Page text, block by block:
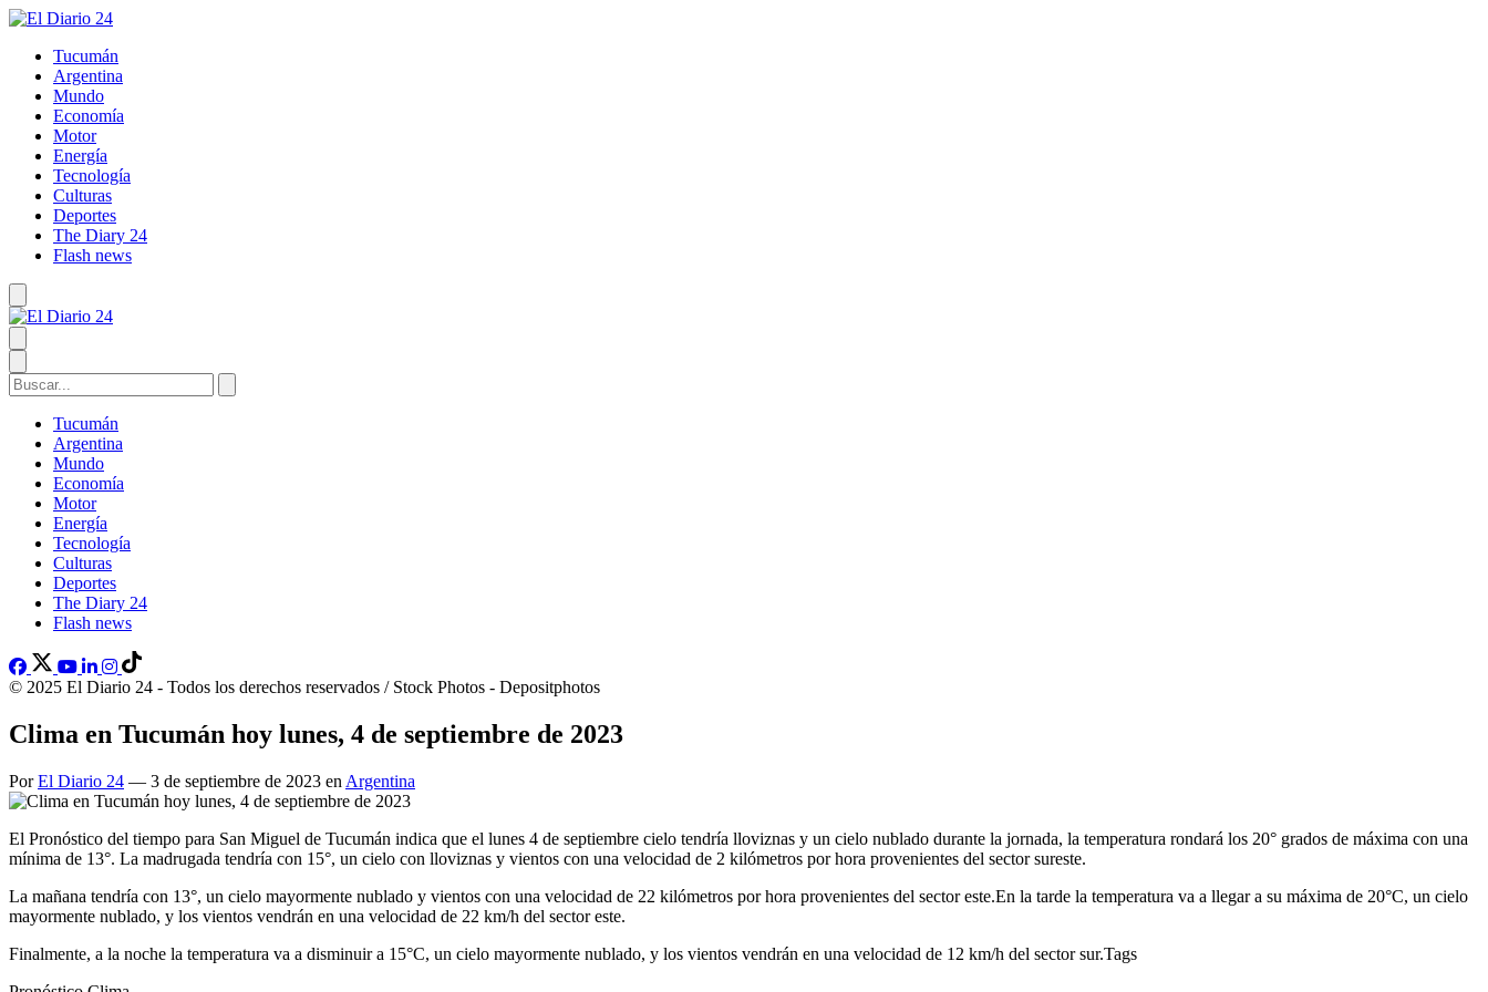
Tucumán
Argentina
Mundo
Economía
Motor
Energía
Tecnología
Culturas
Deportes
The Diary 24
Flash news
Tucumán
Argentina
Mundo
Economía
Motor
Energía
Tecnología
Culturas
Deportes
The Diary 24
Flash news
© 2025 El Diario 24 - Todos los derechos reservados / Stock Photos - Depositphotos
Clima en Tucumán hoy lunes, 4 de septiembre de 2023
PorEl Diario 24 — 3 de septiembre de 2023 en Argentina
El Pronóstico del tiempo para San Miguel de Tucumán indica que el lunes 4 de septiembre cielo tendría lloviznas y un cielo nublado durante la jornada, la temperatura rondará los 20° grados de máxima con una
mínima de 13°. La madrugada tendría con 15°, un cielo con lloviznas y vientos con una velocidad de 2 kilómetros por hora provenientes del sector sureste.
La mañana tendría con 13°, un cielo mayormente nublado y vientos con una velocidad de 22 kilómetros por hora provenientes del sector este.En la tarde la temperatura va a llegar a su máxima de 20°C, un cielo
mayormente nublado, y los vientos vendrán en una velocidad de 22 km/h del sector este.
Finalmente, a la noche la temperatura va a disminuir a 15°C, un cielo mayormente nublado, y los vientos vendrán en una velocidad de 12 km/h del sector sur.Tags